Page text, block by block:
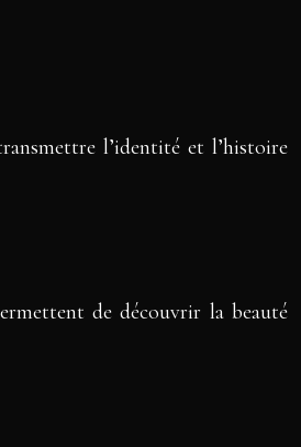
l’identité et l’histoire
de découvrir la beauté